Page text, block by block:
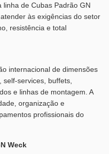
linha de Cubas Padrão GN
às exigências do setor
resistência e total
internacional de dimensões
services, buffets,
e linhas de montagem. A
organização e
profissionais do
Weck